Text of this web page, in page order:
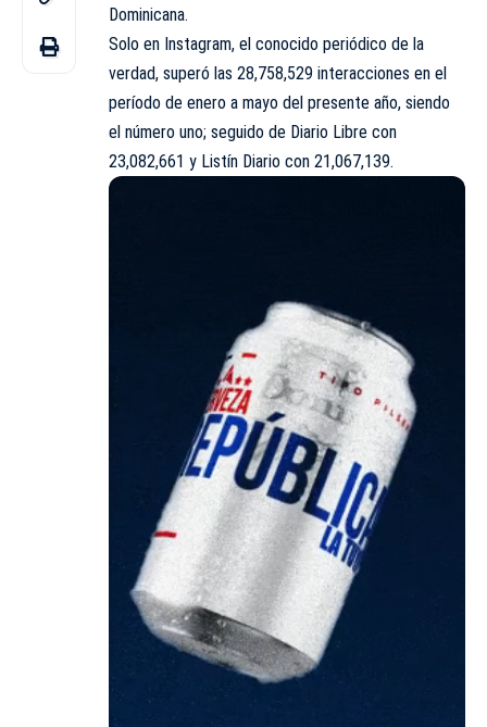
Dominicana.
Solo en Instagram, el conocido periódico de la
verdad, superó las 28,758,529 interacciones en el
período de enero a mayo del presente año, siendo
el número uno; seguido de Diario Libre con
23,082,661 y Listín Diario con 21,067,139.